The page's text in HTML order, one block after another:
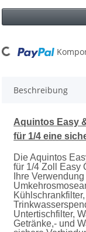
Beschreibung
Aquintos Easy
für 1/4 eine
Die Aquintos
für 1/4 Zoll Easy
Ihre
Untertischfilter,
Getränke,- und